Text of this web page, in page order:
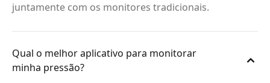
juntamente com os monitores tradicionais.
Qual o melhor aplicativo para monitorar
minha pressão?